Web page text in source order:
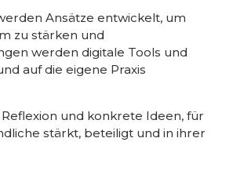
Ansätze entwickelt, um
zu stärken und
werden digitale Tools und
auf die eigene Praxis
und konkrete Ideen, für
stärkt, beteiligt und in ihrer